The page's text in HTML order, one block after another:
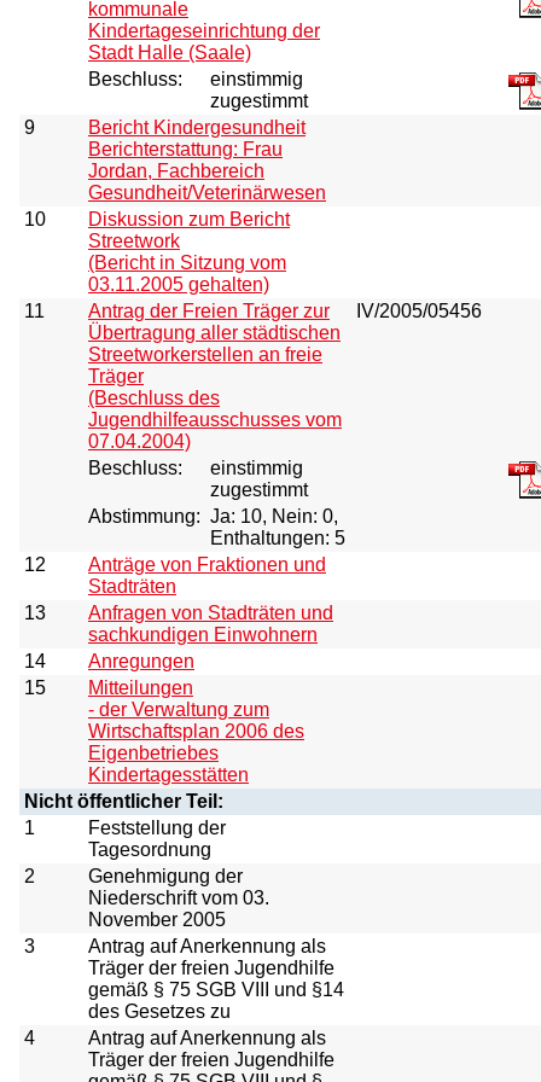
kommunale
Kindertageseinrichtung der
Stadt Halle (Saale)
Beschluss:
einstimmig
zugestimmt
9
Bericht Kindergesundheit
Berichterstattung: Frau
Jordan, Fachbereich
Gesundheit/Veterinärwesen
10
Diskussion zum Bericht
Streetwork
(Bericht in Sitzung vom
03.11.2005 gehalten)
11
Antrag der Freien Träger zur
Übertragung aller städtischen
Streetworkerstellen an freie
Träger
(Beschluss des
Jugendhilfeausschusses vom
07.04.2004)
IV/2005/05456
Beschluss:
einstimmig
zugestimmt
Abstimmung: Ja: 10, Nein: 0,
Enthaltungen: 5
12
Anträge von Fraktionen und
Stadträten
13
Anfragen von Stadträten und
sachkundigen Einwohnern
14
Anregungen
15
Mitteilungen
- der Verwaltung zum
Wirtschaftsplan 2006 des
Eigenbetriebes
Kindertagesstätten
Nicht öffentlicher Teil:
1
Feststellung der
Tagesordnung
2
Genehmigung der
Niederschrift vom 03.
November 2005
3
Antrag auf Anerkennung als
Träger der freien Jugendhilfe
gemäß § 75 SGB VIII und §14
des Gesetzes zu
4
Antrag auf Anerkennung als
Träger der freien Jugendhilfe